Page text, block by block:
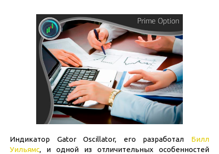
Индикатор Gator Oscillator, его разработал Билл
Уильямс, и одной из отличительных особенностей